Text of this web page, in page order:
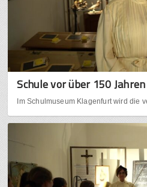
Schule vor über 150 Jahren
Im Schulmuseum Klagenfurt wird die